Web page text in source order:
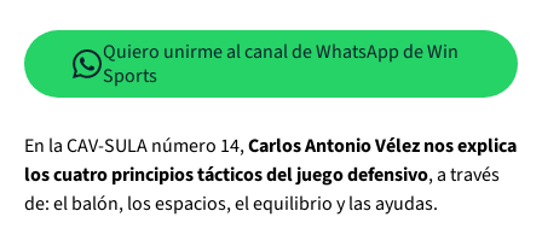
Quiero unirme al canal de WhatsApp de Win
Sports
En la CAV-SULA número 14,Carlos Antonio Vélez nos explica
los cuatro principios tácticos del juego defensivo, a través
de: el balón, los espacios, el equilibrio y las ayudas.